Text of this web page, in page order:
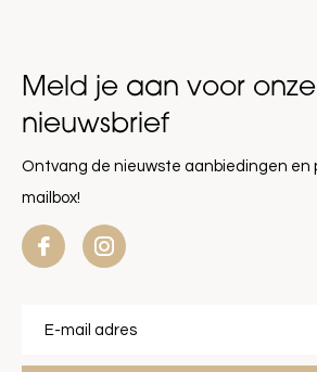
Meld je aan voor onze
nieuwsbrief
Ontvang de nieuwste aanbiedingen en
mailbox!